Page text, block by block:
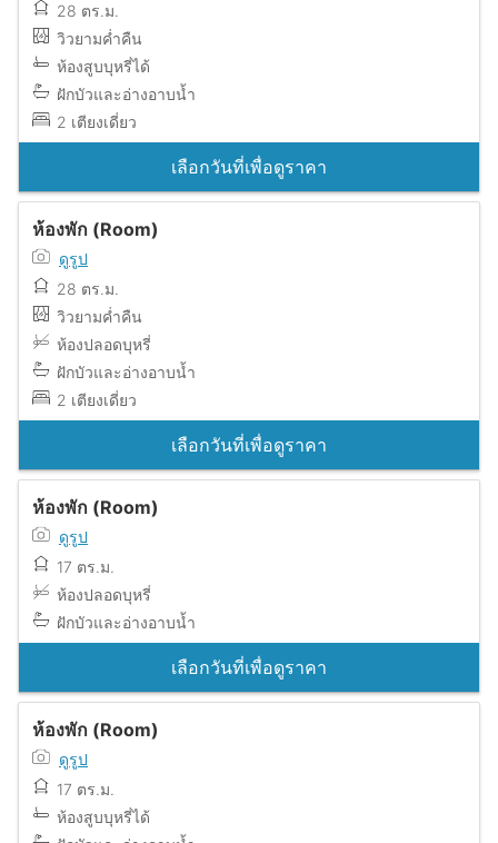
28 ตร.ม.
วิวยามค่ำคืน
ห้องสูบบุหรี่ได้
ฝักบัวและอ่างอาบน้ำ
2 เตียงเดี่ยว
เลือกวันที่เพื่อดูราคา
ห้องพัก (Room)
ดูรูป
28 ตร.ม.
วิวยามค่ำคืน
ห้องปลอดบุหรี่
ฝักบัวและอ่างอาบน้ำ
2 เตียงเดี่ยว
เลือกวันที่เพื่อดูราคา
ห้องพัก (Room)
ดูรูป
17 ตร.ม.
ห้องปลอดบุหรี่
ฝักบัวและอ่างอาบน้ำ
เลือกวันที่เพื่อดูราคา
ห้องพัก (Room)
ดูรูป
17 ตร.ม.
ห้องสูบบุหรี่ได้